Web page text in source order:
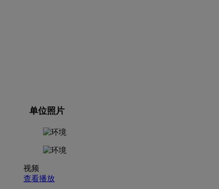
单位照片
视频
查看播放